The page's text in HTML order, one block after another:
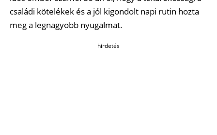
családi kötelékek és a jól kigondolt napi rutin hozta
meg a legnagyobb nyugalmat.
hirdetés